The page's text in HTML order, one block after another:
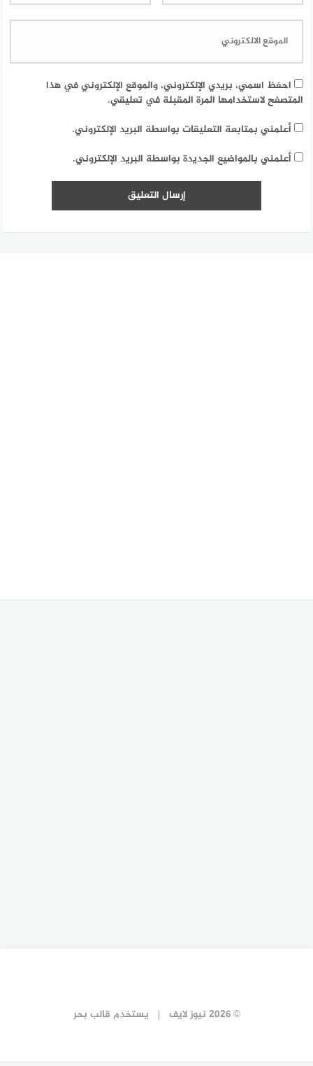
احفظ اسمي، بريدي الإلكتروني، والموقع الإلكتروني في هذا
المتصفح لاستخدامها المرة المقبلة في تعليقي.
أعلمني بمتابعة التعليقات بواسطة البريد الإلكتروني.
أعلمني بالمواضيع الجديدة بواسطة البريد الإلكتروني.
© 2026 نيوز لايف يستخدم قالب بحر